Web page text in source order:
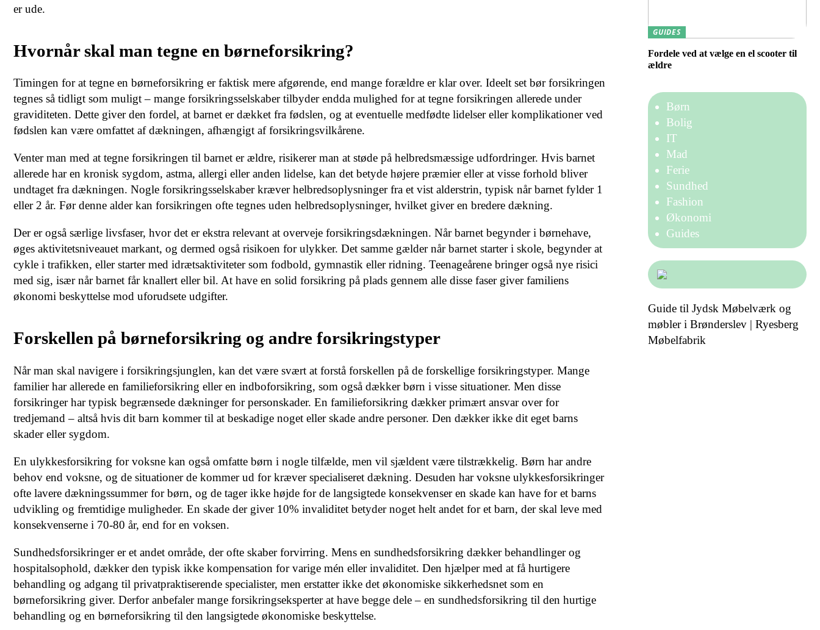
er ude.
Hvornår skal man tegne en børneforsikring?
Timingen for at tegne en børneforsikring er faktisk mere afgørende, end mange forældre er klar over. Ideelt set bør forsikringen
tegnes så tidligt som muligt – mange forsikringsselskaber tilbyder endda mulighed for at tegne forsikringen allerede under
graviditeten. Dette giver den fordel, at barnet er dækket fra fødslen, og at eventuelle medfødte lidelser eller komplikationer ved
fødslen kan være omfattet af dækningen, afhængigt af forsikringsvilkårene.
Venter man med at tegne forsikringen til barnet er ældre, risikerer man at støde på helbredsmæssige udfordringer. Hvis barnet
allerede har en kronisk sygdom, astma, allergi eller anden lidelse, kan det betyde højere præmier eller at visse forhold bliver
undtaget fra dækningen. Nogle forsikringsselskaber kræver helbredsoplysninger fra et vist alderstrin, typisk når barnet fylder 1
eller 2 år. Før denne alder kan forsikringen ofte tegnes uden helbredsoplysninger, hvilket giver en bredere dækning.
Der er også særlige livsfaser, hvor det er ekstra relevant at overveje forsikringsdækningen. Når barnet begynder i børnehave,
øges aktivitetsniveauet markant, og dermed også risikoen for ulykker. Det samme gælder når barnet starter i skole, begynder at
cykle i trafikken, eller starter med idrætsaktiviteter som fodbold, gymnastik eller ridning. Teenageårene bringer også nye risici
med sig, især når barnet får knallert eller bil. At have en solid forsikring på plads gennem alle disse faser giver familiens
økonomi beskyttelse mod uforudsete udgifter.
Forskellen på børneforsikring og andre forsikringstyper
Når man skal navigere i forsikringsjunglen, kan det være svært at forstå forskellen på de forskellige forsikringstyper. Mange
familier har allerede en familieforsikring eller en indboforsikring, som også dækker børn i visse situationer. Men disse
forsikringer har typisk begrænsede dækninger for personskader. En familieforsikring dækker primært ansvar over for
tredjemand – altså hvis dit barn kommer til at beskadige noget eller skade andre personer. Den dækker ikke dit eget barns
skader eller sygdom.
En ulykkesforsikring for voksne kan også omfatte børn i nogle tilfælde, men vil sjældent være tilstrækkelig. Børn har andre
behov end voksne, og de situationer de kommer ud for kræver specialiseret dækning. Desuden har voksne ulykkesforsikringer
ofte lavere dækningssummer for børn, og de tager ikke højde for de langsigtede konsekvenser en skade kan have for et barns
udvikling og fremtidige muligheder. En skade der giver 10% invaliditet betyder noget helt andet for et barn, der skal leve med
konsekvenserne i 70-80 år, end for en voksen.
Sundhedsforsikringer er et andet område, der ofte skaber forvirring. Mens en sundhedsforsikring dækker behandlinger og
hospitalsophold, dækker den typisk ikke kompensation for varige mén eller invaliditet. Den hjælper med at få hurtigere
behandling og adgang til privatpraktiserende specialister, men erstatter ikke det økonomiske sikkerhedsnet som en
børneforsikring giver. Derfor anbefaler mange forsikringseksperter at have begge dele – en sundhedsforsikring til den hurtige
behandling og en børneforsikring til den langsigtede økonomiske beskyttelse.
GUIDES
Fordele ved at vælge en el scooter til
ældre
Børn
Bolig
IT
Mad
Ferie
Sundhed
Fashion
Økonomi
Guides
Guide til Jydsk Møbelværk og
møbler i Brønderslev | Ryesberg
Møbelfabrik